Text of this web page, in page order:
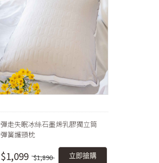
彈走失眠冰絲石墨烯乳膠獨立筒
彈簧護頸枕
$1,099 $1,890 立即搶購